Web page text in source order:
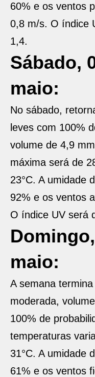
60% e os ventos
0,8 m/s. O índice
1,4.
Sábado,
maio:
No sábado,
leves com 100%
volume de 4,9
máxima será de
23°C. A umidade
92% e os ventos
O índice UV será
maio:
A semana
moderada,
100% de
temperaturas
31°C. A umidade
61% e os ventos